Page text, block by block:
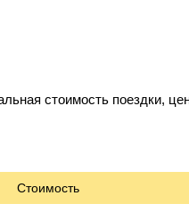
стоимость поездки,
Стоимость